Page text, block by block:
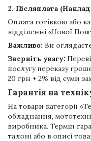
2. Післяплата
Оплата готівкою або
відділенні «Нової
Важливо: Ви
Зверніть увагу:
послугу переказу
20 грн + 2% від суми
Гарантія на
На товари категорії
обладнання,
виробника. Термін
талоні або в описі